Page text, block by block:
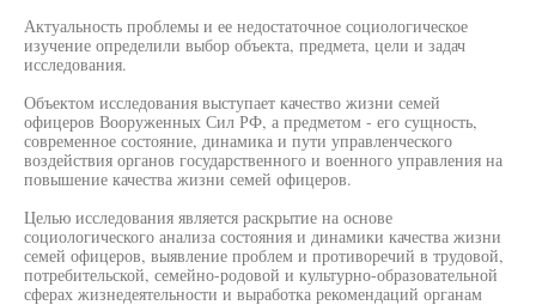
Актуальность проблемы и ее недостаточное социологическое
изучение определили выбор объекта, предмета, цели и задач
исследования.
Объектом исследования выступает качество жизни семей
офицеров Вооруженных Сил РФ, а предметом - его сущность,
современное состояние, динамика и пути управленческого
воздействия органов государственного и военного управления на
повышение качества жизни семей офицеров.
Целью исследования является раскрытие на основе
социологического анализа состояния и динамики качества жизни
семей офицеров, выявление проблем и противоречий в трудовой,
потребительской, семейно-родовой и культурно-образовательной
сферах жизнедеятельности и выработка рекомендаций органам